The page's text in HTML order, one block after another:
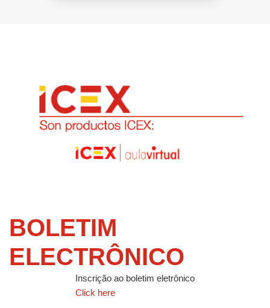
BOLETIM
ELECTRÔNICO
Inscrição ao boletim eletrônico
Click here